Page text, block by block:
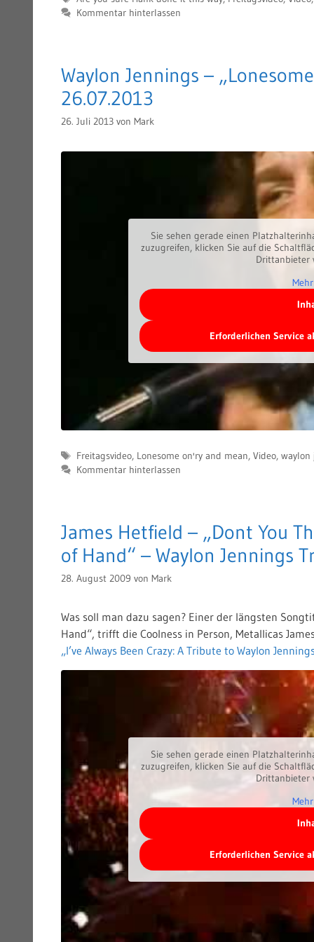
Kommentar hinterlassen
Waylon Jennings –
26.07.2013
26. Juli 2013 von Mark
Sie sehen gerade einen
zuzugreifen, klicken Sie auf die
Drittanbieter
Erforderlichen Service
Schlagwörter
Freitagsvideo, Lonesome on'ry and mean, Video, waylon
Kommentar hinterlassen
James Hetfield – „Dont You
of Hand“ – Waylon Jennings
28. August 2009 von Mark
Was soll man dazu sagen? Einer der längsten
Hand“, trifft die Coolness in Person, Metallicas
„I’ve Always Been Crazy: A Tribute to Waylon
Sie sehen gerade einen
zuzugreifen, klicken Sie auf die
Drittanbieter
Erforderlichen Service